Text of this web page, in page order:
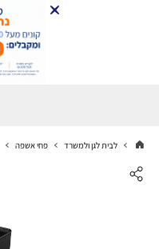
לבית לגן ולמשרד פחי אשפה